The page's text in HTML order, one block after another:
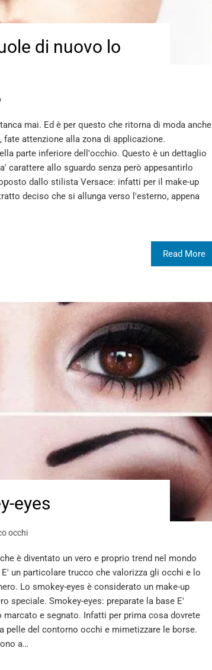
di nuovo lo
mai. Ed è per questo che ritorna di moda anche
attenzione alla zona di applicazione.
parte inferiore dell'occhio. Questo è un dettaglio
carattere allo sguardo senza però appesantirlo
dallo stilista Versace: infatti per il make-up
deciso che si allunga verso l'esterno, appena
Read More
eyes
occhi
è diventato un vero e proprio trend nel mondo
un particolare trucco che valorizza gli occhi e lo
Lo smokey-eyes è considerato un make-up
speciale. Smokey-eyes: preparate la base E'
e segnato. Infatti per prima cosa dovrete
pelle del contorno occhi e mimetizzare le borse.
a…